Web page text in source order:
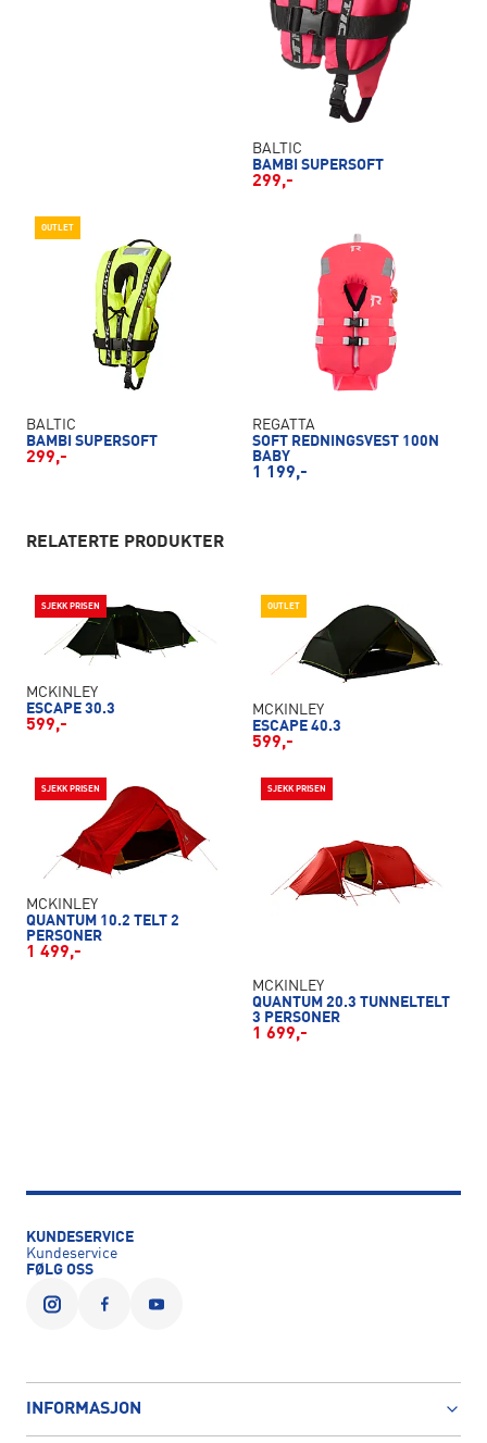
BALTIC
BAMBI SUPERSOFT
299,-
OUTLET
BALTIC
BAMBI SUPERSOFT
299,-
REGATTA
SOFT REDNINGSVEST 100N
BABY
1 199,-
RELATERTE PRODUKTER
SJEKK PRISEN
MCKINLEY
ESCAPE 30.3
599,-
OUTLET
MCKINLEY
ESCAPE 40.3
599,-
SJEKK PRISEN
MCKINLEY
QUANTUM 10.2 TELT 2
PERSONER
1 499,-
SJEKK PRISEN
MCKINLEY
QUANTUM 20.3 TUNNELTELT
3 PERSONER
1 699,-
KUNDESERVICE
Kundeservice
FØLG OSS
INFORMASJON